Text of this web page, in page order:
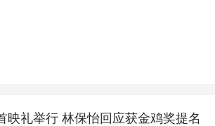
映礼举行 林保怡回应获金鸡奖提名